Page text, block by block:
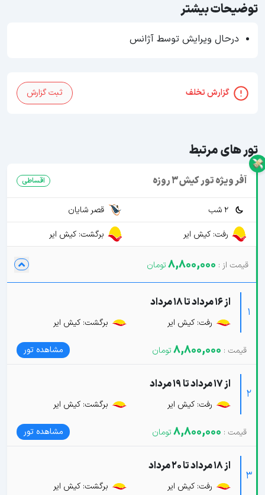
توضیحات بیشتر
درحال ویرایش توسط آژانس
گزارش تخلف ثبت گزارش
تور های مرتبط
آفر ویژه تور کیش 3 روزه اقساطی
2 شب
قصر شایان
رفت: کیش ایر
برگشت: کیش ایر
8,800,000
1
از 16 مرداد تا 18 مرداد
رفت: کیش ایر برگشت: کیش ایر
8,800,000 مشاهده تور
2
از 17 مرداد تا 19 مرداد
رفت: کیش ایر برگشت: کیش ایر
8,800,000 مشاهده تور
3
از 18 مرداد تا 20 مرداد
رفت: کیش ایر برگشت: کیش ایر